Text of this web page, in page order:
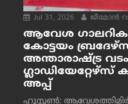
Jul 31, 2026 ജീമോന്‍
ആവേശ
കോട്ടയം
അന്താരാഷ്ട്ര
അപ്പ്
ഹൂസ്റ്റണ്‍: